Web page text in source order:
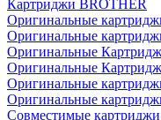
Картриджи BROTHER
Оригинальные
Оригинальные
Оригинальные
Оригинальные
Оригинальные
Оригинальные
Совместимые картриджи